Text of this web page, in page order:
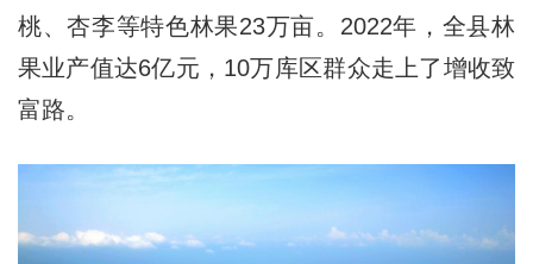
桃、杏李等特色林果23万亩。2022年，全县林
果业产值达6亿元，10万库区群众走上了增收致
富路。